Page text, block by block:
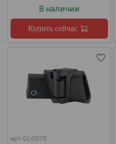
В наличии
Купить сейчас
арт. DLG076